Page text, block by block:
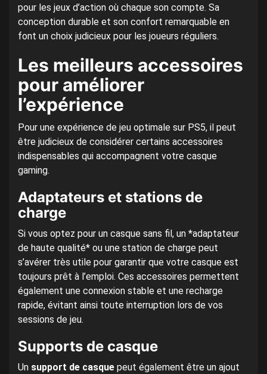
pour les jeux d’action où chaque son compte. Sa
conception durable et son confort remarquable en
font un choix judicieux pour les joueurs réguliers.
Les meilleurs accessoires
pour améliorer
l’expérience
Pour une expérience de jeu optimale sur PS5, il peut
être judicieux de considérer certains accessoires
indispensables qui accompagnent votre casque
gaming.
Adaptateurs et stations de
charge
Si vous optez pour un casque sans fil, un *adaptateur
de haute qualité* ou une station de charge peut
s’avérer très utile pour garantir que votre casque est
toujours prêt à l’emploi. Ces accessoires permettent
également une connexion stable et une recharge
rapide, évitant ainsi toute interruption lors de vos
sessions de jeu.
Supports de casque
Un support de casque peut également être un ajout